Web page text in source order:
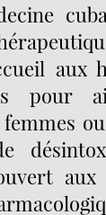
aux
pour
aux